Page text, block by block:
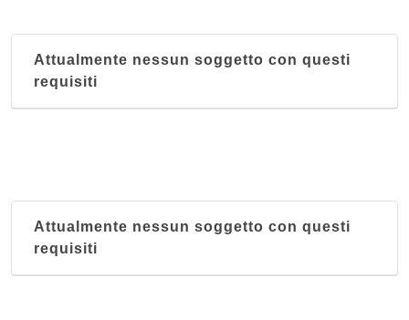
Al Cicheto
Al Forcellini
via Egidio Forcellini 172, Padova
Attualmente nessun soggetto con questi
requisiti
Attualmente nessun soggetto con questi
requisiti